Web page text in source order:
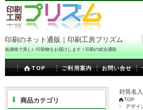
印刷のネット通販｜印刷工房プリズム
低価格で美しい印刷物をお届けします！印刷の総合通販
TOP ご利用案内 お問い合せ
封筒名
TOP
デザイ
商品カテゴリ